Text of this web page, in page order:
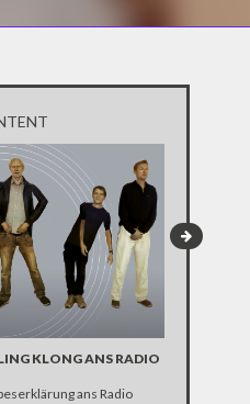
KLONG ANS RADIO
ans Radio